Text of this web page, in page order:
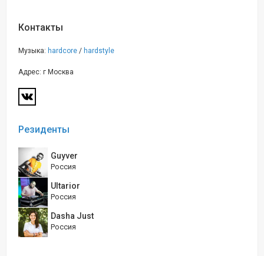
Контакты
Музыка: hardcore / hardstyle
Адрес: г Москва
Резиденты
Guyver
Россия
Ultarior
Россия
Dasha Just
Россия